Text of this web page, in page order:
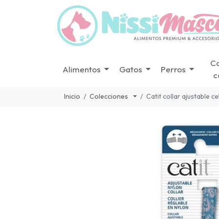
Alimentos Gatos Perros
Inicio Colecciones Catit collar ajustable